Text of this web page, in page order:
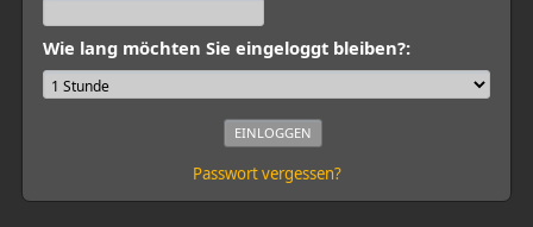
Wie lang möchten Sie eingeloggt bleiben?:
Passwort vergessen?